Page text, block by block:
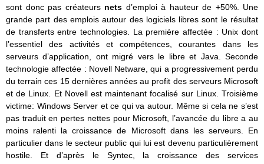
sont donc pas créateurs nets d’emploi à hauteur de +50%. Une
grande part des emplois autour des logiciels libres sont le résultat
de transferts entre technologies. La première affectée : Unix dont
l’essentiel des activités et compétences, courantes dans les
serveurs d’application, ont migré vers le libre et Java. Seconde
technologie affectée : Novell Netware, qui a progressivement perdu
du terrain ces 15 dernières années au profit des serveurs Microsoft
et de Linux. Et Novell est maintenant focalisé sur Linux. Troisième
victime: Windows Server et ce qui va autour. Même si cela ne s’est
pas traduit en pertes nettes pour Microsoft, l’avancée du libre a au
moins ralenti la croissance de Microsoft dans les serveurs. En
particulier dans le secteur public qui lui est devenu particulièrement
hostile. Et d’après le Syntec, la croissance des services